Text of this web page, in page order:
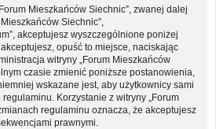
Mieszkańców Siechnic”, zwanej dalej
Mieszkańców Siechnic”,
akceptujesz wyszczególnione poniżej
opuść to miejsce, naciskając
witryny „Forum Mieszkańców
czasie zmienić poniższe postanowienia,
wskazane jest, aby użytkownicy sami
Korzystanie z witryny „Forum
regulaminu oznacza, że akceptujesz
prawnymi.